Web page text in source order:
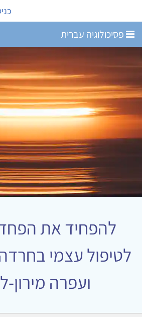
פסיכולוגיה עברית
להפחיד את
לטיפול עצמי
ועפרה מירון-